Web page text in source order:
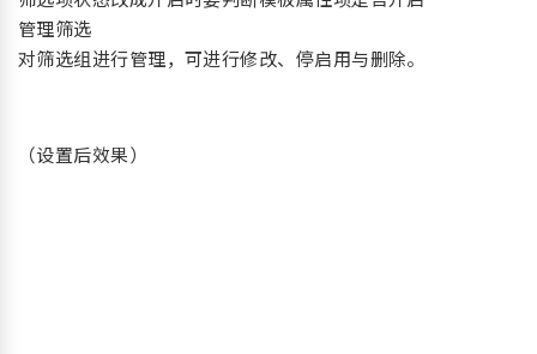
管理筛选
对筛选组进行管理，可进行修改、停启用与删除。
（设置后效果）